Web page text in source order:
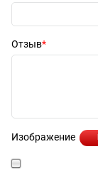
Отзыв
Изображение